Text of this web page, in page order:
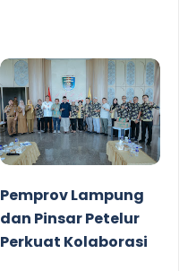
Pemprov Lampung
dan Pinsar Petelur
Perkuat Kolaborasi